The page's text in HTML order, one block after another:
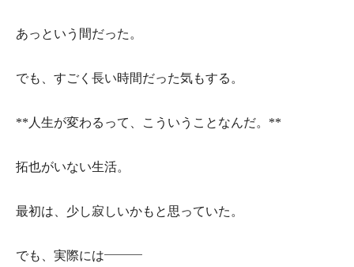
あっという間だった。
でも、すごく長い時間だった気もする。
**人生が変わるって、こういうことなんだ。**
拓也がいない生活。
最初は、少し寂しいかもと思っていた。
でも、実際には———